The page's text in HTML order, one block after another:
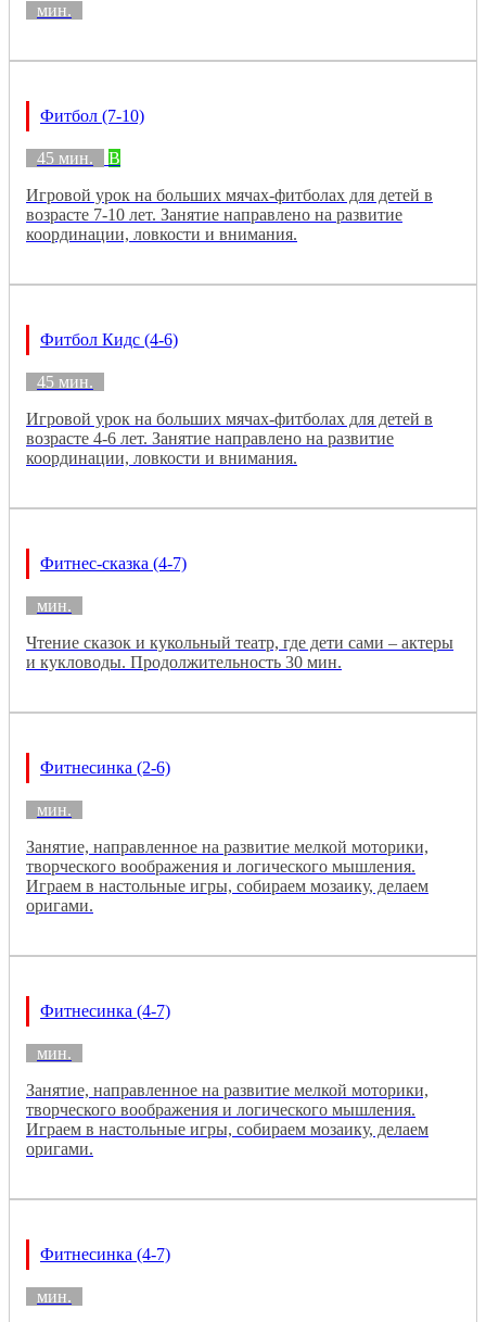
мин.
Фитбол (7-10)
45 мин.
B
Игровой урок на больших мячах-фитболах для детей в
возрасте 7-10 лет. Занятие направлено на развитие
координации, ловкости и внимания.
Фитбол Кидс (4-6)
45 мин.
Игровой урок на больших мячах-фитболах для детей в
возрасте 4-6 лет. Занятие направлено на развитие
координации, ловкости и внимания.
Фитнес-сказка (4-7)
мин.
Чтение сказок и кукольный театр, где дети сами – актеры
и кукловоды. Продолжительность 30 мин.
Фитнесинка (2-6)
мин.
Занятие, направленное на развитие мелкой моторики,
творческого воображения и логического мышления.
Играем в настольные игры, собираем мозаику, делаем
оригами.
Фитнесинка (4-7)
мин.
Занятие, направленное на развитие мелкой моторики,
творческого воображения и логического мышления.
Играем в настольные игры, собираем мозаику, делаем
оригами.
Фитнесинка (4-7)
мин.